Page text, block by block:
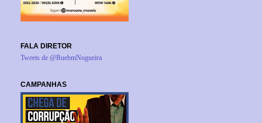
FALA DIRETOR
Tweets de @RuebmNogueira
CAMPANHAS